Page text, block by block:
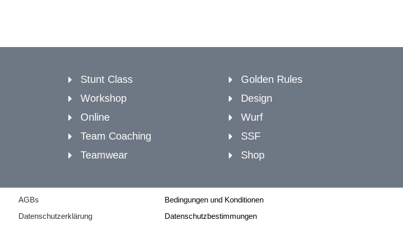
Stunt Class
Workshop
Online
Team Coaching
Teamwear
Golden Rules
Design
Wurf
SSF
Shop
AGBs
Datenschutzerklärung
Bedingungen und Konditionen
Datenschutzbestimmungen